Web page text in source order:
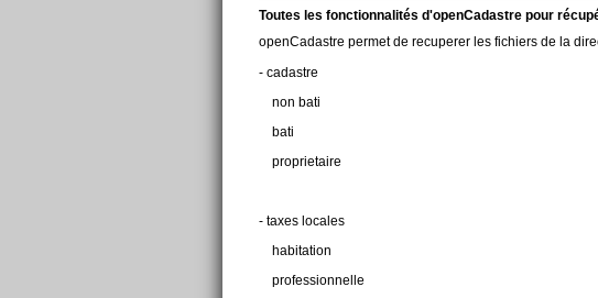
Toutes les fonctionnalités d'openCadastre pour
openCadastre permet de recuperer les fichiers de la
- cadastre
non bati
bati
proprietaire
- taxes locales
habitation
professionnelle